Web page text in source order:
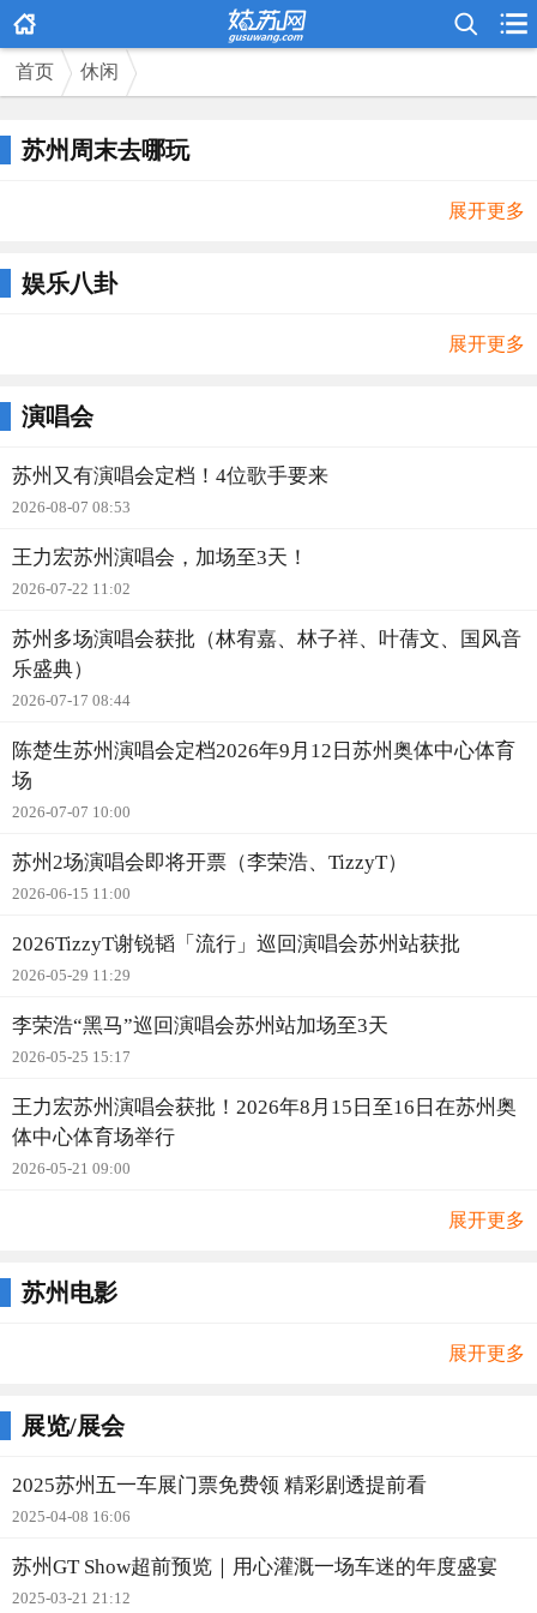
  
首页 休闲
苏州周末去哪玩
展开更多
娱乐八卦
展开更多
演唱会
苏州又有演唱会定档！4位歌手要来
2026-08-07 08:53
王力宏苏州演唱会，加场至3天！
2026-07-22 11:02
苏州多场演唱会获批（林宥嘉、林子祥、叶蒨文、国风音
乐盛典）
2026-07-17 08:44
陈楚生苏州演唱会定档2026年9月12日苏州奥体中心体育
场
2026-07-07 10:00
苏州2场演唱会即将开票（李荣浩、TizzyT）
2026-06-15 11:00
2026TizzyT谢锐韬「流行」巡回演唱会苏州站获批
2026-05-29 11:29
李荣浩“黑马”巡回演唱会苏州站加场至3天
2026-05-25 15:17
王力宏苏州演唱会获批！2026年8月15日至16日在苏州奥
体中心体育场举行
2026-05-21 09:00
展开更多
苏州电影
展开更多
展览/展会
2025苏州五一车展门票免费领 精彩剧透提前看
2025-04-08 16:06
苏州GT Show超前预览｜用心灌溉一场车迷的年度盛宴
2025-03-21 21:12